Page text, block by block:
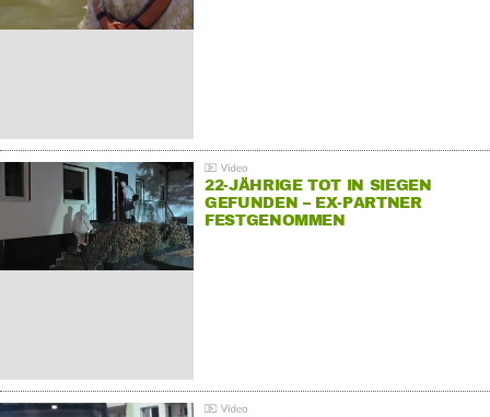
22-JÄHRIGE TOT IN SIEGEN
GEFUNDEN – EX-PARTNER
FESTGENOMMEN